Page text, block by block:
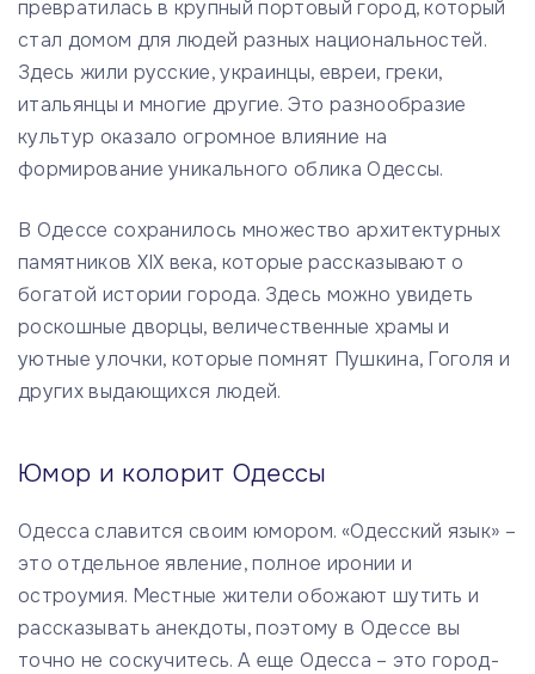
превратилась в крупный портовый город, который
стал домом для людей разных национальностей.
Здесь жили русские, украинцы, евреи, греки,
итальянцы и многие другие. Это разнообразие
культур оказало огромное влияние на
формирование уникального облика Одессы.
В Одессе сохранилось множество архитектурных
памятников XIX века, которые рассказывают о
богатой истории города. Здесь можно увидеть
роскошные дворцы, величественные храмы и
уютные улочки, которые помнят Пушкина, Гоголя и
других выдающихся людей.
Юмор и колорит Одессы
Одесса славится своим юмором. «Одесский язык» –
это отдельное явление, полное иронии и
остроумия. Местные жители обожают шутить и
рассказывать анекдоты, поэтому в Одессе вы
точно не соскучитесь. А еще Одесса – это город-